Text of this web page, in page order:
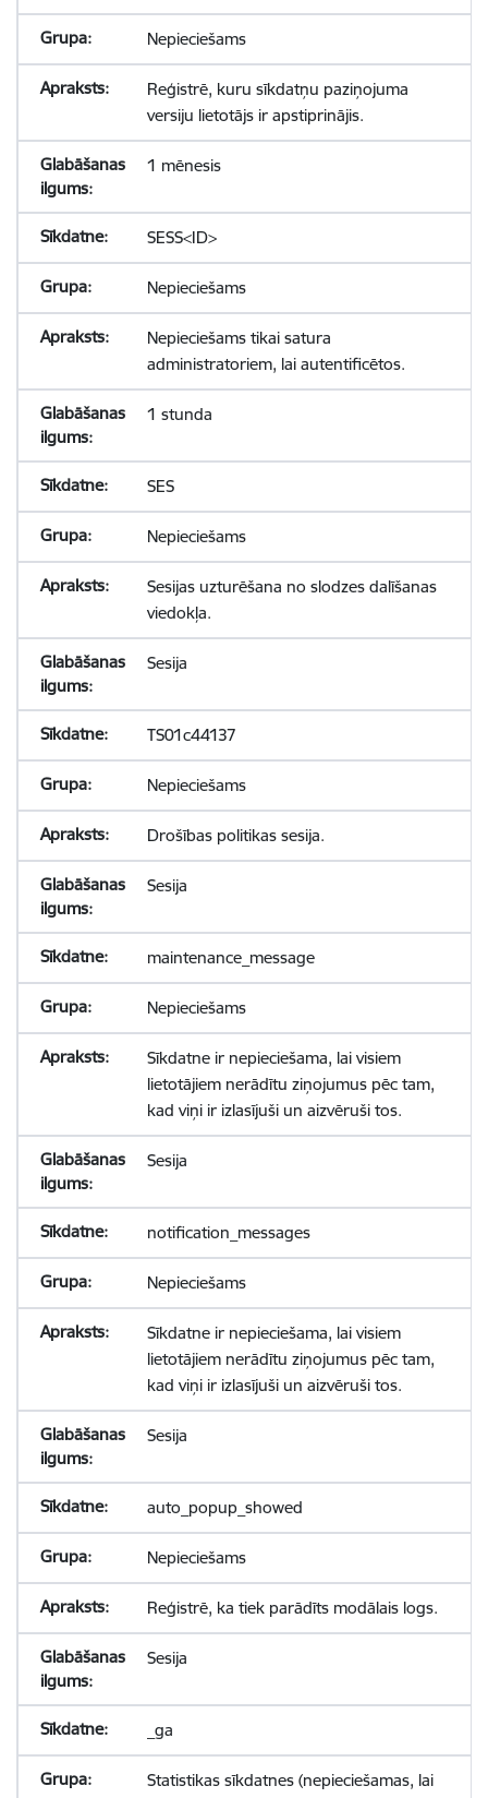
Nepieciešams
Reģistrē, kuru sīkdatņu paziņojuma
versiju lietotājs ir apstiprinājis.
1 mēnesis
SESS<ID>
Nepieciešams
Nepieciešams tikai satura
administratoriem, lai autentificētos.
1 stunda
SES
Nepieciešams
Sesijas uzturēšana no slodzes dalīšanas
viedokļa.
Sesija
TS01c44137
Nepieciešams
Drošības politikas sesija.
Sesija
maintenance_message
Nepieciešams
Sīkdatne ir nepieciešama, lai visiem
lietotājiem nerādītu ziņojumus pēc tam,
kad viņi ir izlasījuši un aizvēruši tos.
Sesija
notification_messages
Nepieciešams
Sīkdatne ir nepieciešama, lai visiem
lietotājiem nerādītu ziņojumus pēc tam,
kad viņi ir izlasījuši un aizvēruši tos.
Sesija
auto_popup_showed
Nepieciešams
Reģistrē, ka tiek parādīts modālais logs.
Sesija
_ga
Statistikas sīkdatnes (nepieciešamas, lai